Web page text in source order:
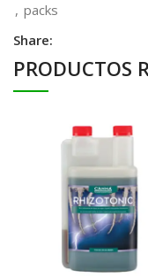
, packs
Share:
PRODUCTOS